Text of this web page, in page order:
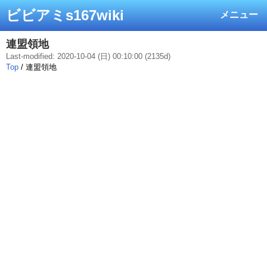
メニュー
ビビアミs167wiki
連盟領地
Last-modified: 2020-10-04 (日) 00:10:00 (2135d)
Top / 連盟領地